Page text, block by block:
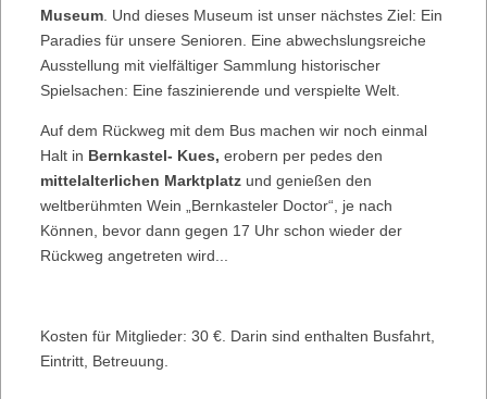
Museum . Und dieses Museum ist unser nächstes Ziel: Ein
Paradies für unsere Senioren. Eine abwechslungsreiche
Ausstellung mit vielfältiger Sammlung historischer
Spielsachen: Eine faszinierende und verspielte Welt.
Auf dem Rückweg mit dem Bus machen wir noch einmal
Halt in Bernkastel- Kues, erobern per pedes den
mittelalterlichen Marktplatz und genießen den
weltberühmten Wein „Bernkasteler Doctor“, je nach
Können, bevor dann gegen 17 Uhr schon wieder der
Rückweg angetreten wird...
Kosten für Mitglieder: 30 €. Darin sind enthalten Busfahrt,
Eintritt, Betreuung.